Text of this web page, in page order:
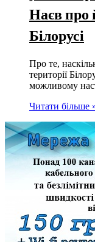
Наєв про
Білорусі
Про те,
території
можливому
Читати більше